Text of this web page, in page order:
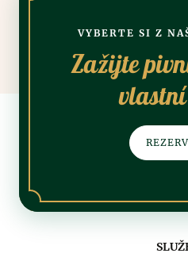
VYBERTE SI Z
Zažijte